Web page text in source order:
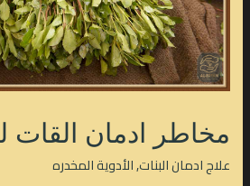
مخاطر ادمان القات
علاج ادمان البنات,الأدوية المخدره